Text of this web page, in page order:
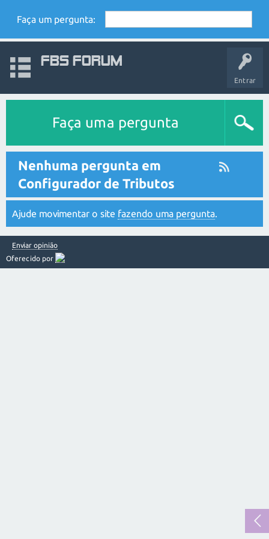
Faça um pergunta:
Entrar
FBS Forum
Faça uma pergunta
Nenhuma pergunta em
Configurador de Tributos
Ajude movimentar o site fazendo uma pergunta.
Enviar opinião
Oferecido por